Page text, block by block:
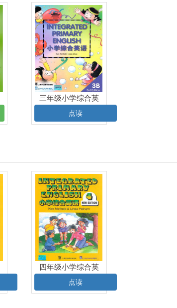
三年级小学综合英
语（下）电子课本
点读
四年级小学综合英
语（上）电子课本
点读